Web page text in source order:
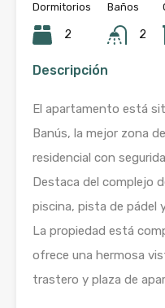
Dormitorios
2
Baños
2
Descripción
El apartamento está
Banús, la mejor zona
residencial con
Destaca del complejo
piscina, pista de pádel
La propiedad está
ofrece una hermosa
trastero y plaza de